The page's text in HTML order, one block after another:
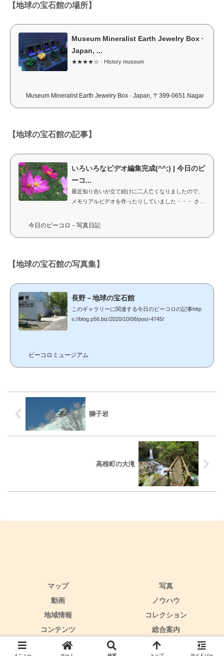
【地球の宝石館の場所】
Museum Mineralist Earth Jewelry Box ·
Japan, ...
★★★★☆ · History museum
Museum Mineralist Earth Jewelry Box · Japan, 〒399-0651 Nagano,
【地球の宝石館の記事】
いろいろなビデオ編集完成(^^;) | 今日のピ
ーコ...
最近知り合いが立て続けに二人亡くなりましたので、
メモリアルビデオを作ったりしていました・・・ さ
ましたのでささっとご紹介しましょう...
今日のピーコロ－写真日記
【地球の宝石館の写真集】
長野－地球の宝石館
このギャラリーに関連する今日のピーコロの記事http
s://blog.p56.biz/2020/10/08/post-4745/
ピーコロミュージアム
獅子岩
高根町の大滝
マップ
写真
動画
ノウハウ
地域情報
コレクション
コンテンツ
総合案内
Copyright © 2021 ピーコロミュージアム All Rights Reserved.